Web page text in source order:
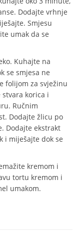
Dodajte vrhnje
Smjesu
umak da se
Kuhajte na
se smjesa ne
folijom za svježinu
korica i
Ručnim
Dodajte žlicu po
Dodajte ekstrakt
i miješajte dok se
kremom i
tortu kremom i
umakom.